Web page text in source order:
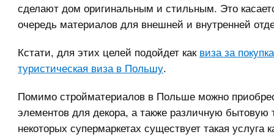
сделают дом оригинальным и стильным. Это
очередь материалов для внешней и внутренней
Кстати, для этих целей подойдет как виза за
туристическая виза в Польшу.
Помимо стройматериалов в Польше можно
элементов для декора, а также различную бытовую
некоторых супермаркетах существует такая услуга